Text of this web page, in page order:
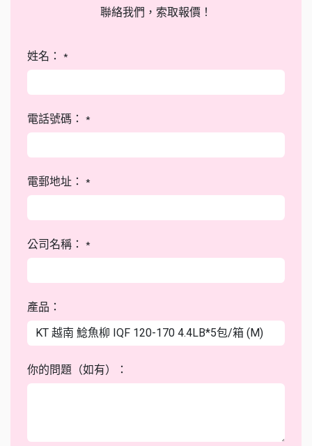
聯絡我們，索取報價！
姓名： *
電話號碼： *
電郵地址： *
公司名稱： *
產品：
你的問題（如有）：